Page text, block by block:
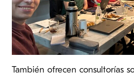
También ofrecen consultorías